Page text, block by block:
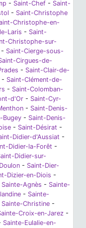
- Saint-Chef - Saint-
- Saint-Christophe
Christophe-en-
Laris - Saint-
Christophe-sur-
- Saint-Cierge-sous-
Cirgues-de-
- Saint-Clair-de-
- Saint-Clément-de-
- Saint-Colomban-
d'Or - Saint-Cyr-
- Saint-Denis-
Bugey - Saint-Denis-
- Saint-Désirat -
Didier-d'Aussiat -
Didier-la-Forêt -
Didier-sur-
- Saint-Dier-
Dizier-en-Diois -
Sainte-Agnès - Sainte-
- Sainte-
Sainte-Christine -
Croix-en-Jarez -
Sainte-Eulalie-en-